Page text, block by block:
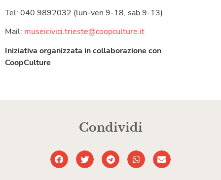
Tel: 040 9892032 (lun-ven 9-18, sab 9-13)
Mail: museicivici.trieste@coopculture.it
Iniziativa organizzata in collaborazione con
CoopCulture
Condividi